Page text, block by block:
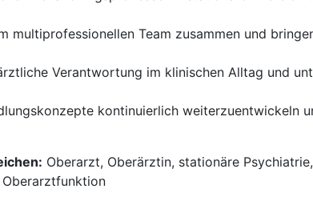
multiprofessionellen Team zusammen und
Verantwortung im klinischen Alltag und
kontinuierlich weiterzuentwickeln
Oberarzt, Oberärztin, stationäre